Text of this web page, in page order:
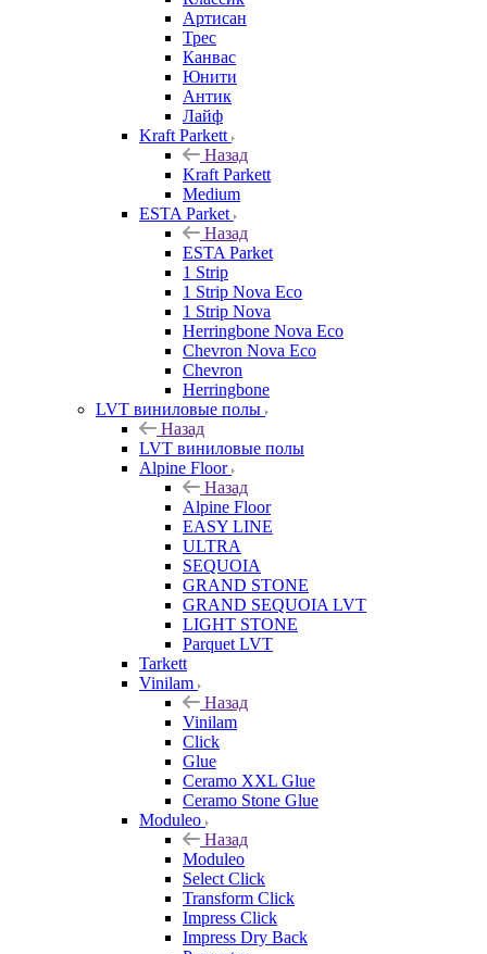
Артисан
Трес
Канвас
Юнити
Антик
Лайф
Kraft Parkett
Назад
Kraft Parkett
Medium
ESTA Parket
Назад
ESTA Parket
1 Strip
1 Strip Nova Eco
1 Strip Nova
Herringbone Nova Eco
Chevron Nova Eco
Chevron
Herringbone
LVT виниловые полы
Назад
LVT виниловые полы
Alpine Floor
Назад
Alpine Floor
EASY LINE
ULTRA
SEQUOIA
GRAND STONE
GRAND SEQUOIA LVT
LIGHT STONE
Parquet LVT
Tarkett
Vinilam
Назад
Vinilam
Click
Glue
Ceramo XXL Glue
Ceramo Stone Glue
Moduleo
Назад
Moduleo
Select Click
Transform Click
Impress Click
Impress Dry Back